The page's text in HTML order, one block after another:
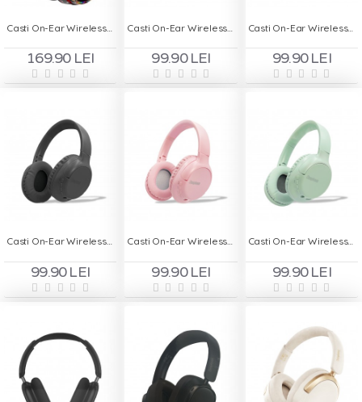
Casti On-Ear Wireless Deepbass R9
169.90 LEI 99.90 LEI
Casti On-Ear Wireless Stereo pliabile - Deepbass R1 Bleu
99.90 LEI
Casti On-Ear Wireless Stereo pliabile - Deepbass R1 Negru
99.90 LEI
Casti On-Ear Wireless Stereo pliabile - Deepbass R1 Roz
99.90 LEI
Casti On-Ear Wireless Stereo pliabile - Deepbass R1 Turcoaz
99.90 LEI